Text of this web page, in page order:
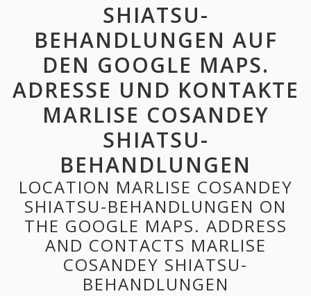
SHIATSU-
BEHANDLUNGEN AUF
DEN GOOGLE MAPS.
ADRESSE UND KONTAKTE
MARLISE COSANDEY
SHIATSU-
BEHANDLUNGEN
LOCATION MARLISE COSANDEY
SHIATSU-BEHANDLUNGEN ON
THE GOOGLE MAPS. ADDRESS
AND CONTACTS MARLISE
COSANDEY SHIATSU-
BEHANDLUNGEN